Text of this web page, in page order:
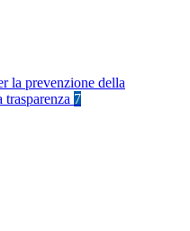
la prevenzione della
7